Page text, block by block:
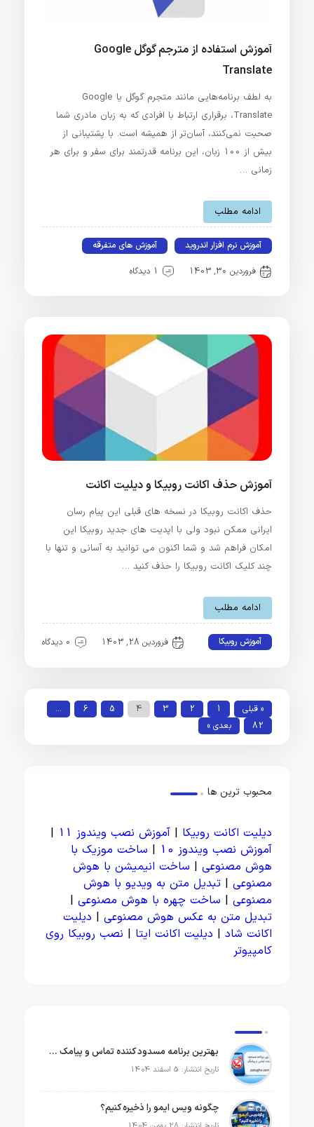
آموزش استفاده از مترجم گوگل Google
Translate
به لطف برنامه‌هایی مانند متجرم گوگل یا Google
Translate، برقراری ارتباط با افرادی که به زبان مادری شما
صحبت نمی‌کنند، آسان‌تر از همیشه است. با پشتیبانی از
بیش از 100 زبان، این برنامه قدرتمند برای سفر و برای هر
زمانی …
ادامه مطلب
آموزش نرم افزار اندروید آموزش های متفرقه
فروردین 30, 1403 1 دیدگاه
آموزش حذف اکانت روبیکا و دیلیت اکانت
حذف اکانت روبیکا در نسخه های قبلی این پیام رسان
ایرانی ممکن نبود ولی با اپدیت های جدید روبیکا این
امکان فراهم شد و شما اکنون می توانید به آسانی و تنها با
چند کلیک اکانت روبیکا را حذف کنید …
ادامه مطلب
آموزش روبیکا فروردین 28, 1403 0 دیدگاه
« قبلی 1
2
3
4
5
6
…
82
بعدی »
محبوب ترین ها
دیلیت اکانت روبیکا | آموزش نصب ویندوز 11
|
آموزش نصب ویندوز 10
| ساخت موزیک با
هوش مصنوعی | ساخت انیمیشن با هوش
مصنوعی | تبدیل متن به ویدیو با هوش
مصنوعی | ساخت چهره با هوش مصنوعی |
تبدیل متن به عکس هوش مصنوعی | دیلیت
اکانت شاد | دیلیت اکانت ایتا | نصب روبیکا روی
کامپیوتر
بهترین برنامه مسدود کننده تماس و پیامک در سال 2026
تاریخ انتشار: 5 اسفند 1404
چگونه ویس ایمو را ذخیره کنیم؟